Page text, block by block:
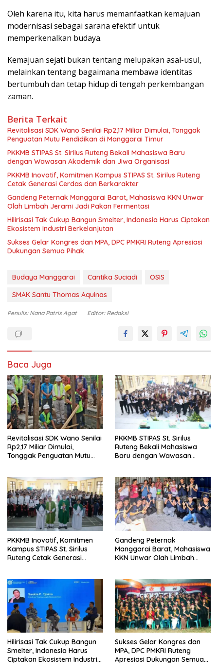
Oleh karena itu, kita harus memanfaatkan kemajuan
modernisasi sebagai sarana efektif untuk
memperkenalkan budaya.
Kemajuan sejati bukan tentang melupakan asal-usul,
melainkan tentang bagaimana membawa identitas
bertumbuh dan tetap hidup di tengah perkembangan
zaman.
Berita Terkait
Revitalisasi SDK Wano Senilai Rp2,17 Miliar Dimulai, Tonggak
Penguatan Mutu Pendidikan di Manggarai Timur
PKKMB STIPAS St. Sirilus Ruteng Bekali Mahasiswa Baru
dengan Wawasan Akademik dan Jiwa Organisasi
PKKMB Inovatif, Komitmen Kampus STIPAS St. Sirilus Ruteng
Cetak Generasi Cerdas dan Berkarakter
Gandeng Peternak Manggarai Barat, Mahasiswa KKN Unwar
Olah Limbah Jerami Jadi Pakan Fermentasi
Hilirisasi Tak Cukup Bangun Smelter, Indonesia Harus Ciptakan
Ekosistem Industri Berkelanjutan
Sukses Gelar Kongres dan MPA, DPC PMKRI Ruteng Apresiasi
Dukungan Semua Pihak
Budaya Manggarai Cantika Suciadi
OSIS
SMAK Santu Thomas Aquinas
Penulis: Nana Patris Agat Editor: Redaksi
Baca Juga
Revitalisasi SDK Wano Senilai
Rp2,17 Miliar Dimulai,
Tonggak Penguatan Mutu
PKKMB STIPAS St. Sirilus
Ruteng Bekali Mahasiswa
Baru dengan Wawasan
PKKMB Inovatif, Komitmen
Kampus STIPAS St. Sirilus
Ruteng Cetak Generasi
Gandeng Peternak
Manggarai Barat, Mahasiswa
KKN Unwar Olah Limbah
Hilirisasi Tak Cukup Bangun
Smelter, Indonesia Harus
Ciptakan Ekosistem Industri
Sukses Gelar Kongres dan
MPA, DPC PMKRI Ruteng
Apresiasi Dukungan Semua